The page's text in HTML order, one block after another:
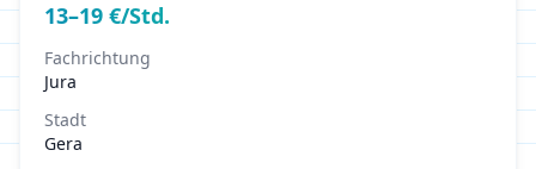
13–19 €/Std.
Fachrichtung
Jura
Stadt
Gera